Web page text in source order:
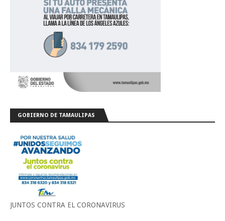
GOBIERNO DE TAMAULIPAS
JUNTOS CONTRA EL CORONAVIRUS